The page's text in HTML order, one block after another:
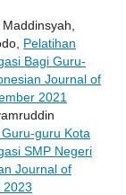
Pelatihan
Bagi Guru-
Journal of
2021
guru Kota
SMP Negeri
Journal of
2023